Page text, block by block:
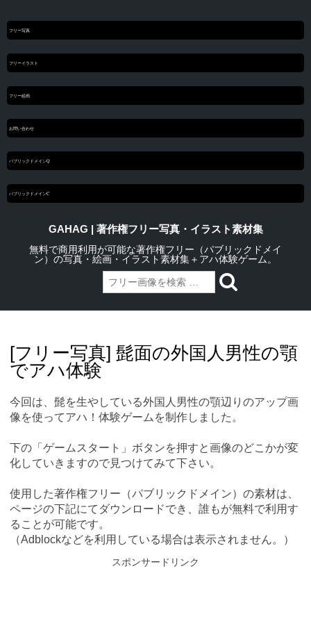
フリー写真
フリーイラスト
フリー絵画
お問い合わせ
パブリックドメインQ
パブリックドメインC
GAHAG | 著作権フリー写真・イラスト素材集
無料で商用利用が可能な著作権フリー（パブリックドメイ
ン）の写真・絵画・イラスト素材集＋アハ体験ゲーム。
content[フリー写真] 髭面の外国人男性の顎
でアハ体験
今回は、髭を生やしている外国人男性の顎辺りのアップ画
像を使ってアハ！体験ゲームを制作しました。
下の「ゲームスタート」ボタンを押すと画像のどこかが変
化していきますので見つけてみて下さい。
使用した著作権フリー（パブリックドメイン）の素材は、
ページの下記にてダウンロードでき、誰もが無料で利用す
ることが可能です。
（Adblockなどを利用している場合は表示されません。）
スポンサードリンク